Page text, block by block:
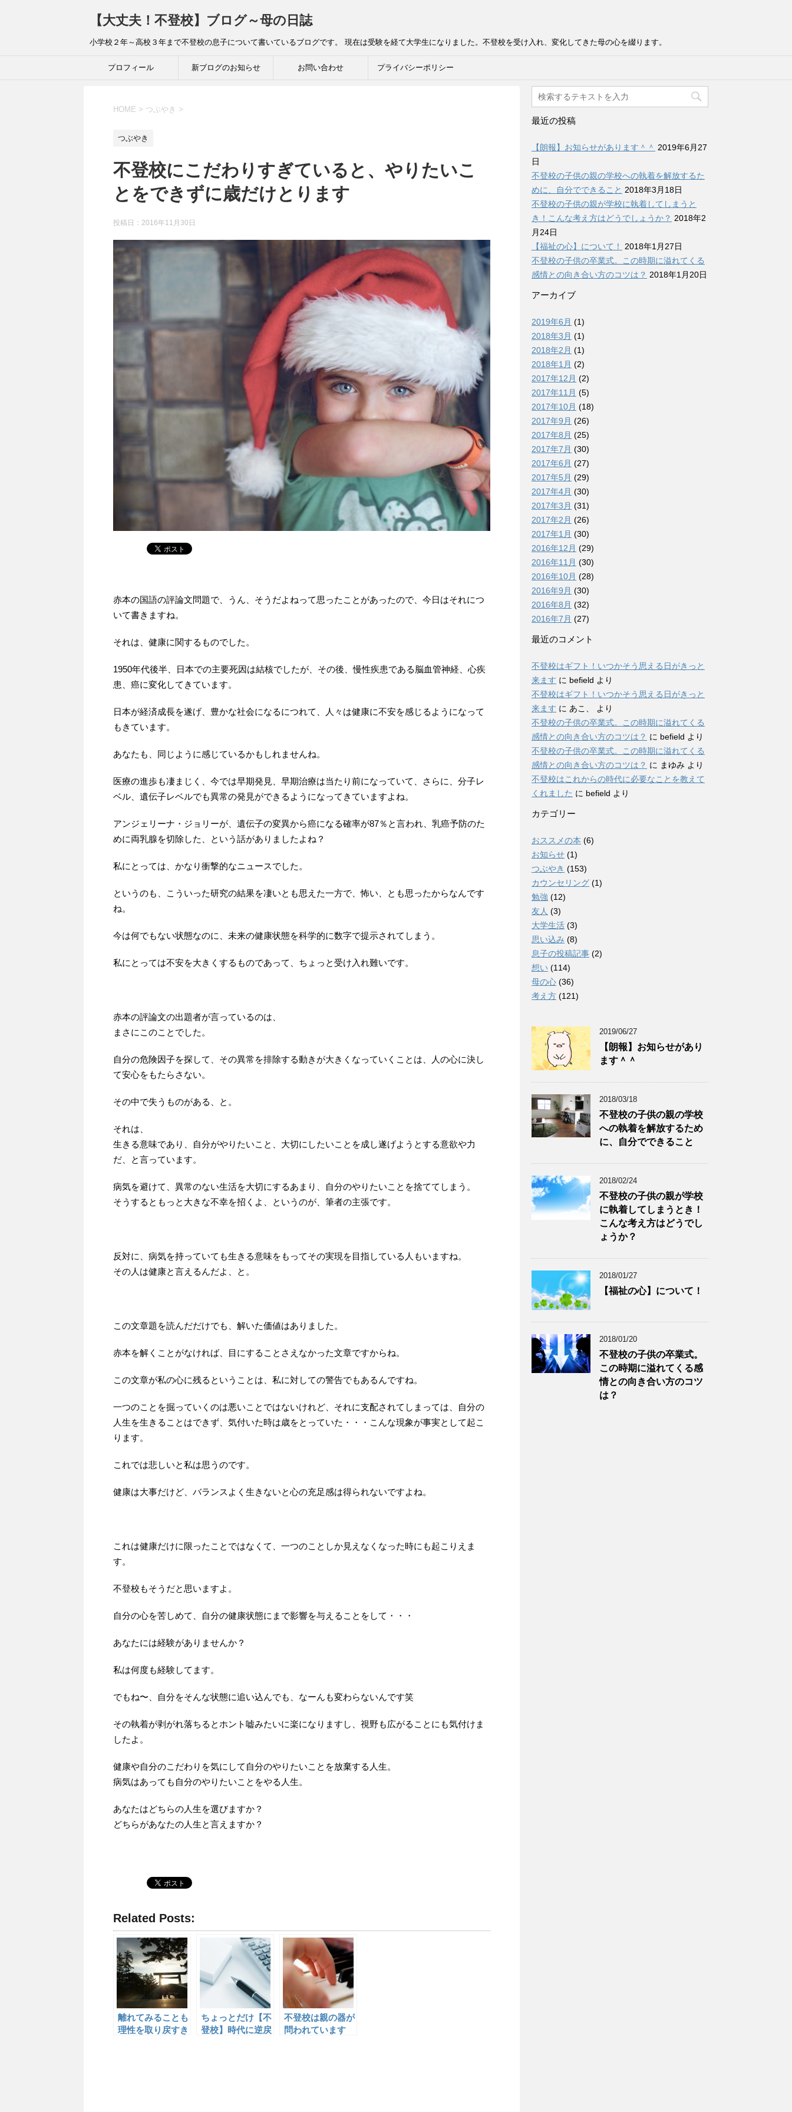
【大丈夫！不登校】ブログ～母の日誌
小学校２年～高校３年まで不登校の息子について書いているブログです。 現在は受験を経て大学生になりました。不登校を受け入れ、変化してきた母の心を綴ります。
プロフィール 新ブログのお知らせ お問い合わせ プライバシーポリシー
HOME > つぶやき >
つぶやき
不登校にこだわりすぎていると、やりたいこ
とをできずに歳だけとります
投稿日：2016年11月30日
赤本の国語の評論文問題で、うん、そうだよねって思ったことがあったので、今日はそれにつ
いて書きますね。
それは、健康に関するものでした。
1950年代後半、日本での主要死因は結核でしたが、その後、慢性疾患である脳血管神経、心疾
患、癌に変化してきています。
日本が経済成長を遂げ、豊かな社会になるにつれて、人々は健康に不安を感じるようになって
もきています。
あなたも、同じように感じているかもしれませんね。
医療の進歩も凄まじく、今では早期発見、早期治療は当たり前になっていて、さらに、分子レ
ベル、遺伝子レベルでも異常の発見ができるようになってきていますよね。
アンジェリーナ・ジョリーが、遺伝子の変異から癌になる確率が87％と言われ、乳癌予防のた
めに両乳腺を切除した、という話がありましたよね？
私にとっては、かなり衝撃的なニュースでした。
というのも、こういった研究の結果を凄いとも思えた一方で、怖い、とも思ったからなんです
ね。
今は何でもない状態なのに、未来の健康状態を科学的に数字で提示されてしまう。
私にとっては不安を大きくするものであって、ちょっと受け入れ難いです。
赤本の評論文の出題者が言っているのは、
まさにこのことでした。
自分の危険因子を探して、その異常を排除する動きが大きくなっていくことは、人の心に決し
て安心をもたらさない。
その中で失うものがある、と。
それは、
生きる意味であり、自分がやりたいこと、大切にしたいことを成し遂げようとする意欲や力
だ、と言っています。
病気を避けて、異常のない生活を大切にするあまり、自分のやりたいことを捨ててしまう。
そうするともっと大きな不幸を招くよ、というのが、筆者の主張です。
反対に、病気を持っていても生きる意味をもってその実現を目指している人もいますね。
その人は健康と言えるんだよ、と。
この文章題を読んだだけでも、解いた価値はありました。
赤本を解くことがなければ、目にすることさえなかった文章ですからね。
この文章が私の心に残るということは、私に対しての警告でもあるんですね。
一つのことを掘っていくのは悪いことではないけれど、それに支配されてしまっては、自分の
人生を生きることはできず、気付いた時は歳をとっていた・・・こんな現象が事実として起こ
ります。
これでは悲しいと私は思うのです。
健康は大事だけど、バランスよく生きないと心の充足感は得られないですよね。
これは健康だけに限ったことではなくて、一つのことしか見えなくなった時にも起こりえま
す。
不登校もそうだと思いますよ。
自分の心を苦しめて、自分の健康状態にまで影響を与えることをして・・・
あなたには経験がありませんか？
私は何度も経験してます。
でもね〜、自分をそんな状態に追い込んでも、なーんも変わらないんです笑
その執着が剥がれ落ちるとホント嘘みたいに楽になりますし、視野も広がることにも気付けま
したよ。
健康や自分のこだわりを気にして自分のやりたいことを放棄する人生。
病気はあっても自分のやりたいことをやる人生。
あなたはどちらの人生を選びますか？
どちらがあなたの人生と言えますか？
Related Posts:
離れてみることも
理性を取り戻すき
ちょっとだけ【不
登校】時代に逆戻
不登校は親の器が
問われています
最近の投稿
【朗報】お知らせがあります＾＾ 2019年6月27
日
不登校の子供の親の学校への執着を解放するた
めに、自分でできること 2018年3月18日
不登校の子供の親が学校に執着してしまうと
き！こんな考え方はどうでしょうか？ 2018年2
月24日
【福祉の心】について！
2018年1月27日
不登校の子供の卒業式。この時期に溢れてくる
感情との向き合い方のコツは？ 2018年1月20日
アーカイブ
2019年6月 (1)
2018年3月 (1)
2018年2月 (1)
2018年1月 (2)
2017年12月 (2)
2017年11月 (5)
2017年10月 (18)
2017年9月 (26)
2017年8月 (25)
2017年7月 (30)
2017年6月 (27)
2017年5月 (29)
2017年4月 (30)
2017年3月 (31)
2017年2月 (26)
2017年1月 (30)
2016年12月 (29)
2016年11月 (30)
2016年10月 (28)
2016年9月 (30)
2016年8月 (32)
2016年7月 (27)
最近のコメント
不登校はギフト！いつかそう思える日がきっと
来ます に befield より
不登校はギフト！いつかそう思える日がきっと
来ます に あこ、
より
不登校の子供の卒業式。この時期に溢れてくる
感情との向き合い方のコツは？ に befield より
不登校の子供の卒業式。この時期に溢れてくる
感情との向き合い方のコツは？ に まゆみ より
不登校はこれからの時代に必要なことを教えて
くれました に befield より
カテゴリー
おススメの本 (6)
お知らせ (1)
つぶやき (153)
カウンセリング (1)
勉強 (12)
友人 (3)
大学生活 (3)
思い込み (8)
息子の投稿記事 (2)
想い (114)
母の心 (36)
考え方 (121)
2019/06/27
【朗報】お知らせがあり
ます＾＾
2018/03/18
不登校の子供の親の学校
への執着を解放するため
に、自分でできること
2018/02/24
不登校の子供の親が学校
に執着してしまうとき！
こんな考え方はどうでし
ょうか？
2018/01/27
【福祉の心】について！
2018/01/20
不登校の子供の卒業式。
この時期に溢れてくる感
情との向き合い方のコツ
は？